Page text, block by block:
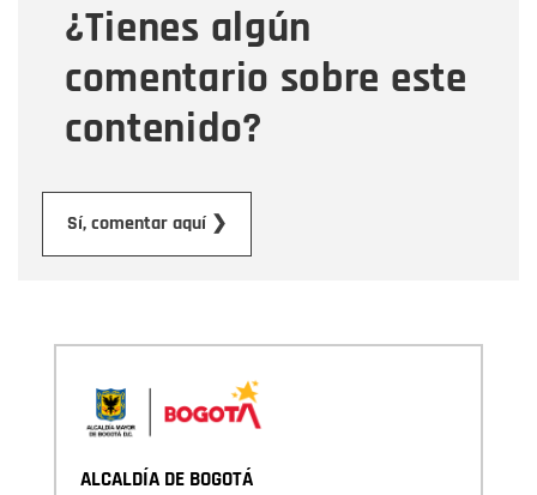
¿Tienes algún
comentario sobre este
contenido?
Sí, comentar aquí ❯
Mensaje
ALCALDÍA DE BOGOTÁ